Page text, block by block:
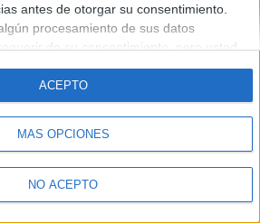
antes de otorgar su consentimiento.
procesamiento de sus datos
de su consentimiento, pero usted
tal procesamiento. Sus
solo a este sitio web. Puede cambiar
su consentimiento en cualquier
sitio y haciendo clic en el botón
inferior de la página web.
MÁS OPCIONES
NO ACEPTO
ACEPTO